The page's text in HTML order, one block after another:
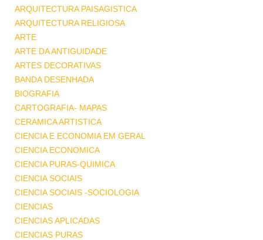
ARQUITECTURA PAISAGISTICA
ARQUITECTURA RELIGIOSA
ARTE
ARTE DA ANTIGUIDADE
ARTES DECORATIVAS
BANDA DESENHADA
BIOGRAFIA
CARTOGRAFIA- MAPAS
CERAMICA ARTISTICA
CIENCIA E ECONOMIA EM GERAL
CIENCIA ECONOMICA
CIENCIA PURAS-QUIMICA
CIENCIA SOCIAIS
CIENCIA SOCIAIS -SOCIOLOGIA
CIENCIAS
CIENCIAS APLICADAS
CIENCIAS PURAS